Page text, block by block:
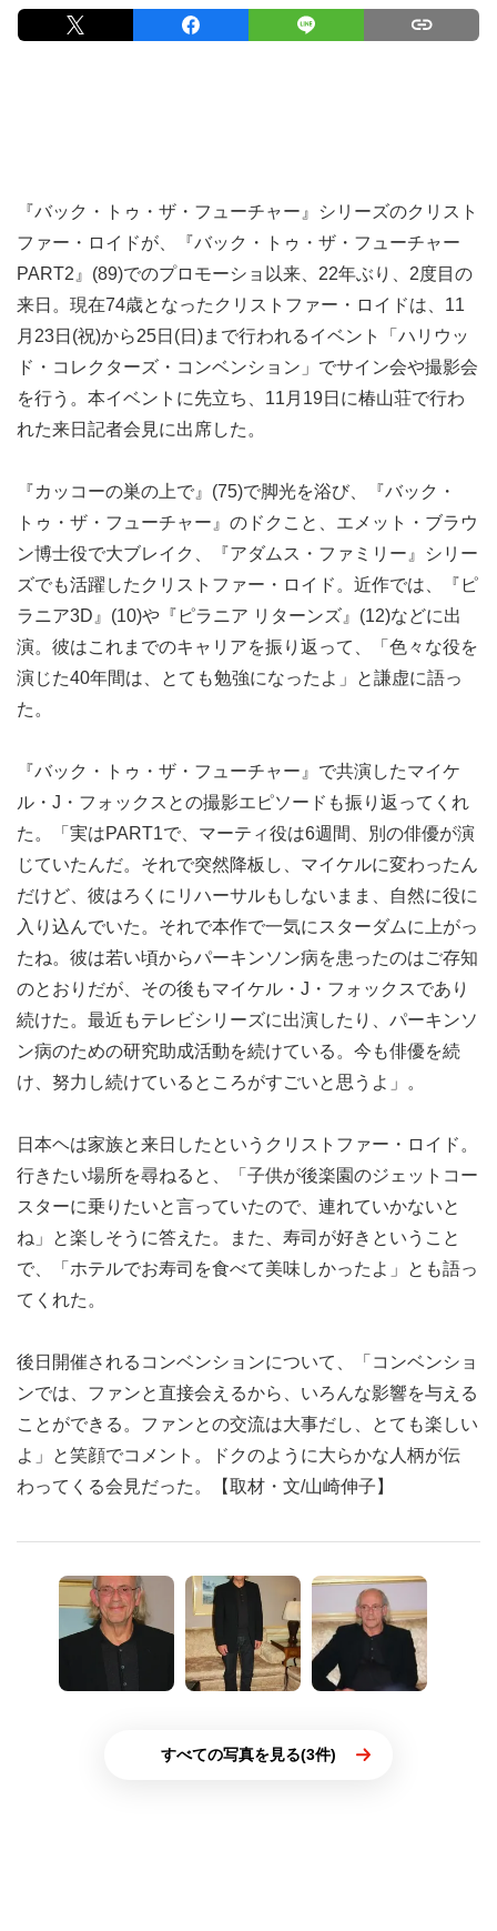
『バック・トゥ・ザ・フューチャー』シリーズのクリスト
ファー・ロイドが、『バック・トゥ・ザ・フューチャー
PART2』(89)でのプロモーショ以来、22年ぶり、2度目の
来日。現在74歳となったクリストファー・ロイドは、11
月23日(祝)から25日(日)まで行われるイベント「ハリウッ
ド・コレクターズ・コンベンション」でサイン会や撮影会
を行う。本イベントに先立ち、11月19日に椿山荘で行わ
れた来日記者会見に出席した。
『カッコーの巣の上で』(75)で脚光を浴び、『バック・
トゥ・ザ・フューチャー』のドクこと、エメット・ブラウ
ン博士役で大ブレイク、『アダムス・ファミリー』シリー
ズでも活躍したクリストファー・ロイド。近作では、『ピ
ラニア3D』(10)や『ピラニア リターンズ』(12)などに出
演。彼はこれまでのキャリアを振り返って、「色々な役を
演じた40年間は、とても勉強になったよ」と謙虚に語っ
た。
『バック・トゥ・ザ・フューチャー』で共演したマイケ
ル・J・フォックスとの撮影エピソードも振り返ってくれ
た。「実はPART1で、マーティ役は6週間、別の俳優が演
じていたんだ。それで突然降板し、マイケルに変わったん
だけど、彼はろくにリハーサルもしないまま、自然に役に
入り込んでいた。それで本作で一気にスターダムに上がっ
たね。彼は若い頃からパーキンソン病を患ったのはご存知
のとおりだが、その後もマイケル・J・フォックスであり
続けた。最近もテレビシリーズに出演したり、パーキンソ
ン病のための研究助成活動を続けている。今も俳優を続
け、努力し続けているところがすごいと思うよ」。
日本ヘは家族と来日したというクリストファー・ロイド。
行きたい場所を尋ねると、「子供が後楽園のジェットコー
スターに乗りたいと言っていたので、連れていかないと
ね」と楽しそうに答えた。また、寿司が好きということ
で、「ホテルでお寿司を食べて美味しかったよ」とも語っ
てくれた。
後日開催されるコンベンションについて、「コンベンショ
ンでは、ファンと直接会えるから、いろんな影響を与える
ことができる。ファンとの交流は大事だし、とても楽しい
よ」と笑顔でコメント。ドクのように大らかな人柄が伝
わってくる会見だった。【取材・文/山崎伸子】
すべての写真を見る(3件)